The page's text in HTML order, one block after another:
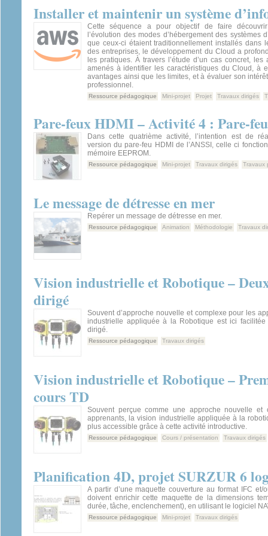
Installer et maintenir un système
Cette séquence a pour objectif de faire
l’évolution des modes d’hébergement des systèmes
que ceux-ci étaient traditionnellement installés dans
des entreprises, le développement du Cloud a
les pratiques. À travers l’étude d’un cas concret, les
amenés à identifier les caractéristiques du Cloud, à
avantages ainsi que les limites, et à évaluer son
professionnel.
Ressource pédagogique Mini-projet Projet Travaux dirigés
Pare-feux HDMI – Activité 4 : Pare-
Dans cette quatrième activité, l’intention est de
version du pare-feu HDMI de l’ANSSI, celle ci
mémoire EEPROM.
Ressource pédagogique Mini-projet Travaux dirigés Travaux
Le message de détresse en mer
Repérer un message de détresse en mer.
Ressource pédagogique Animation Méthodologie Travaux
Vision industrielle et Robotique –
dirigé
Souvent d’approche nouvelle et complexe pour les
industrielle appliquée à la Robotique est ici
dirigé.
Ressource pédagogique Travaux dirigés
Vision industrielle et Robotique –
cours TD
Souvent perçue comme une approche nouvelle et
apprenants, la vision industrielle appliquée à la
plus accessible grâce à cette activité introductive.
Ressource pédagogique Cours / présentation Travaux dirigés
Planification 4D, projet SURZUR 6
A partir d’une maquette couverture au format IFC et/
doivent enrichir cette maquette de la dimensions
durée, tâche, enclenchement), en utilisant le logiciel
Ressource pédagogique Mini-projet Travaux dirigés